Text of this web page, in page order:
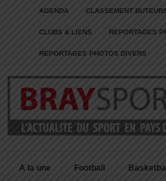
AGENDA CLASSEMENT
CLUBS & LIENS REPORTAGES
REPORTAGES PHOTOS DIVERS
A la une Football Basketball